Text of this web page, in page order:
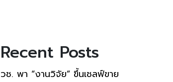
Recent Posts
วช. พา “งานวิจัย” ขึ้นเชลฟ์ขาย